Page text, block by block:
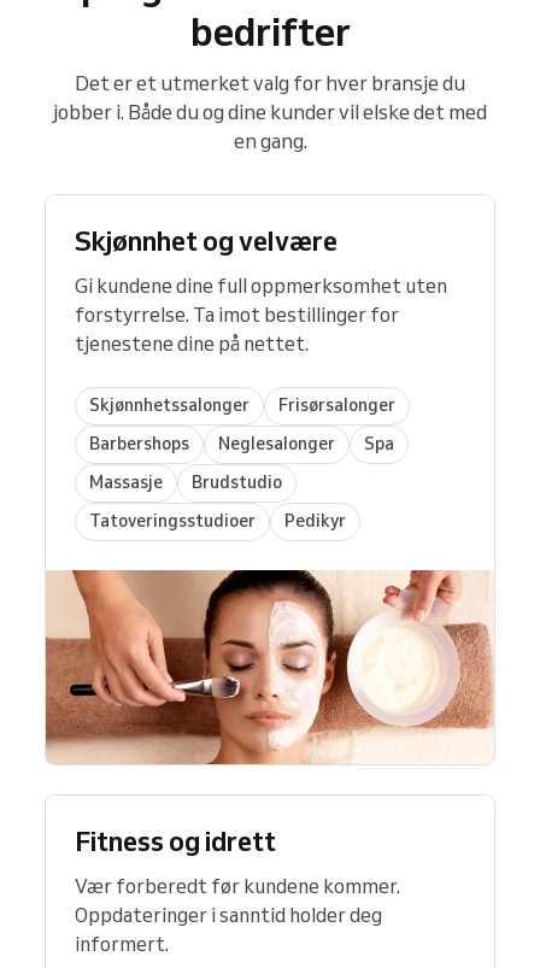
bedrifter
Det er et utmerket valg for hver bransje du
jobber i. Både du og dine kunder vil elske det med
en gang.
Skjønnhet og velvære
Gi kundene dine full oppmerksomhet uten
forstyrrelse. Ta imot bestillinger for
tjenestene dine på nettet.
Skjønnhetssalonger
Frisørsalonger
Barbershops
Neglesalonger
Spa
Massasje
Brudstudio
Tatoveringsstudioer
Pedikyr
Fitness og idrett
Vær forberedt før kundene kommer.
Oppdateringer i sanntid holder deg
informert.